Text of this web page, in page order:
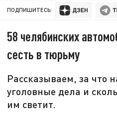
ПОДПИШИТЕСЬ:
58 челябинских
сесть в тюрьму
Рассказываем, за что
уголовные дела и
им светит.